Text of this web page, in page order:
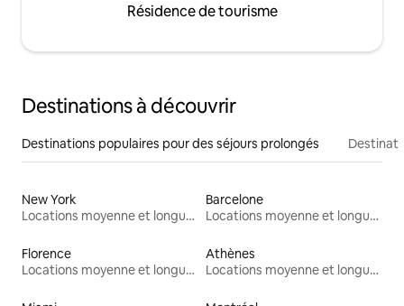
Résidence de tourisme
Destinations à découvrir
Destinations populaires pour des séjours prolongés
New York
Locations moyenne et longue durée
Barcelone
Locations moyenne et longue durée
Florence
Locations moyenne et longue durée
Athènes
Locations moyenne et longue durée